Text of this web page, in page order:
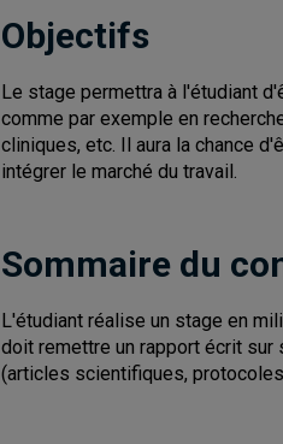
Objectifs
Le stage permettra à l'étudiant
comme par exemple en
cliniques, etc. Il aura la chance
intégrer le marché du travail.
Sommaire du
L'étudiant réalise un stage en
doit remettre un rapport écrit sur
(articles scientifiques,